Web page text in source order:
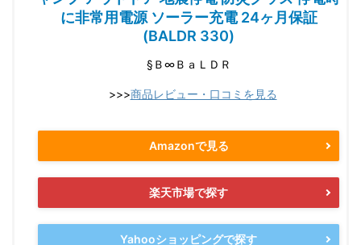
に非常用電源 ソーラー充電 24ヶ月保証
(BALDR 330)
§Ｂ∞ＢａＬＤＲ
>>>商品レビュー・口コミを見る
Amazonで見る
楽天市場で探す
Yahooショッピングで探す